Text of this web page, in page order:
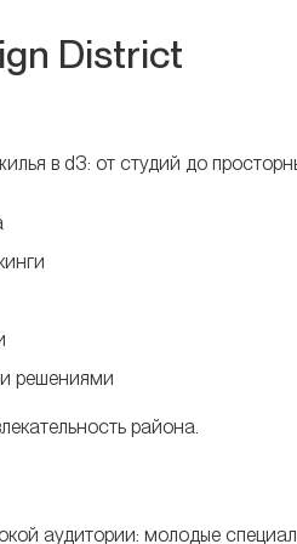
District
в d3: от студий до
решениями
района.
аудитории: молодые